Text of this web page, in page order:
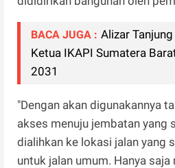
BACA JUGA : Alizar
Ketua IKAPI Sumatera
2031
"Dengan akan digunakannya
akses menuju jembatan yang
dialihkan ke lokasi jalan yang
untuk jalan umum. Hanya